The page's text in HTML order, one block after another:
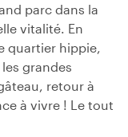
parc dans la
vitalité. En
quartier hippie,
grandes
retour à
à vivre ! Le tout